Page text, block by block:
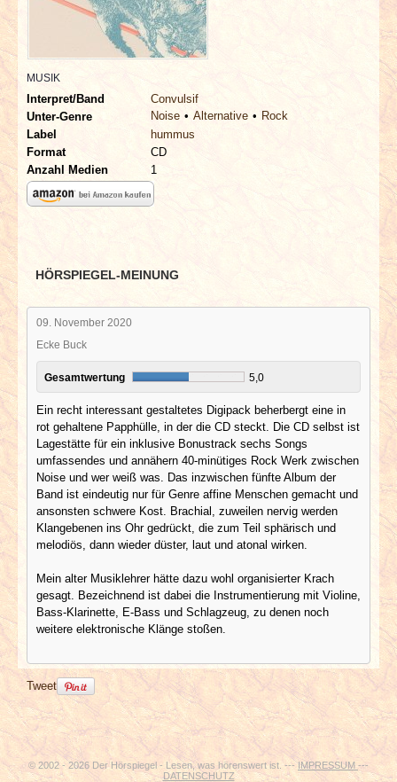
SPECIALS
REDAKTION
LINKS
ARCHIV
MUSIK
Interpret/Band
Convulsif
Unter-Genre
Noise Alternative
Rock
Label
hummus
Format
CD
Anzahl Medien
1
HÖRSPIEGEL-MEINUNG
09. November 2020
Ecke Buck
Gesamtwertung 5,0
Ein recht interessant gestaltetes Digipack beherbergt eine in
rot gehaltene Papphülle, in der die CD steckt. Die CD selbst ist
Lagestätte für ein inklusive Bonustrack sechs Songs
umfassendes und annähern 40-minütiges Rock Werk zwischen
Noise und wer weiß was. Das inzwischen fünfte Album der
Band ist eindeutig nur für Genre affine Menschen gemacht und
ansonsten schwere Kost. Brachial, zuweilen nervig werden
Klangebenen ins Ohr gedrückt, die zum Teil sphärisch und
melodiös, dann wieder düster, laut und atonal wirken.
Mein alter Musiklehrer hätte dazu wohl organisierter Krach
gesagt. Bezeichnend ist dabei die Instrumentierung mit Violine,
Bass-Klarinette, E-Bass und Schlagzeug, zu denen noch
weitere elektronische Klänge stoßen.
Tweet
© 2002 - 2026 Der Hörspiegel - Lesen, was hörenswert ist. ---IMPRESSUM ---
DATENSCHUTZ